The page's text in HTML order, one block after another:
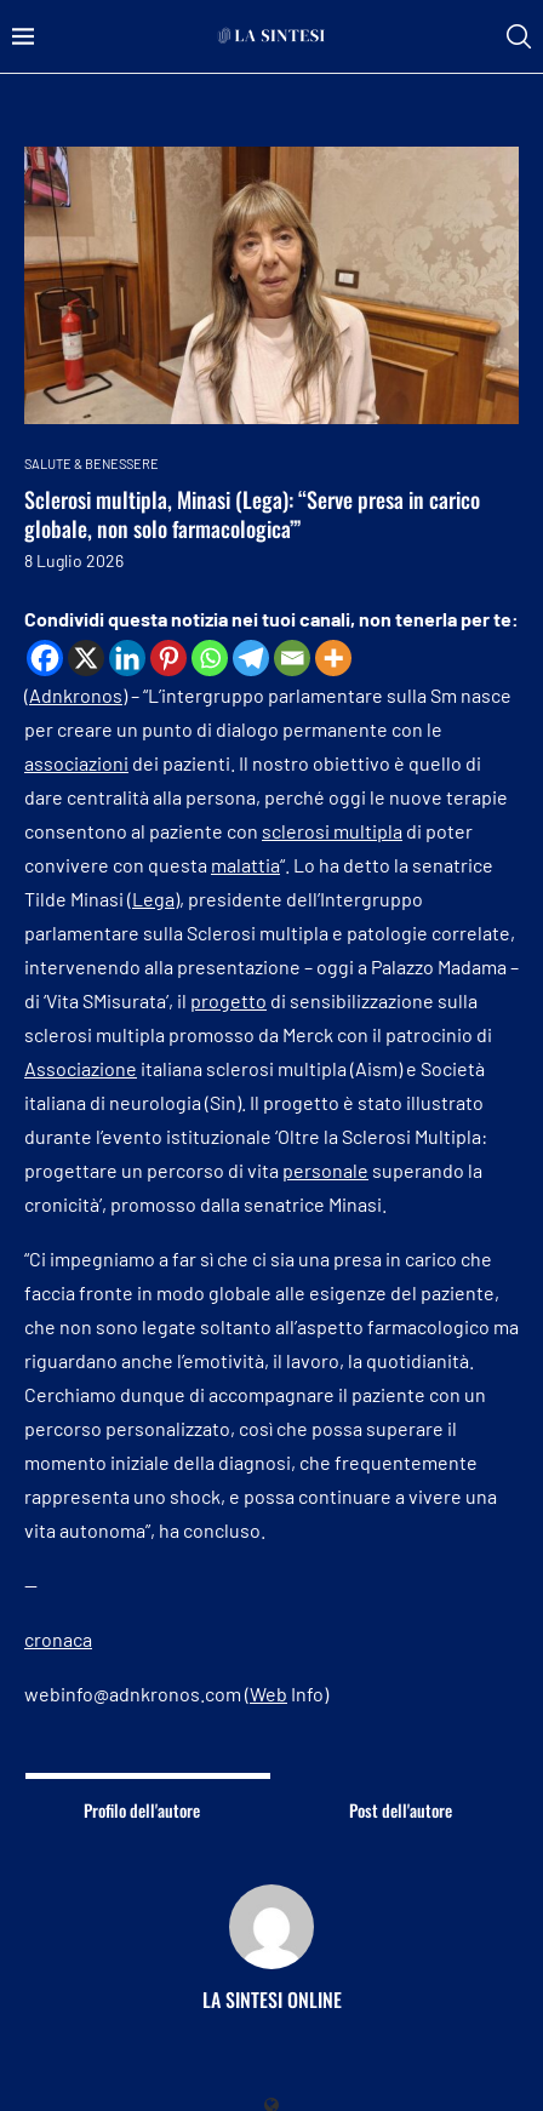
SALUTE & BENESSERE
Sclerosi multipla, Minasi (Lega): “Serve presa in carico
globale, non solo farmacologica’”
8 Luglio 2026
Condividi questa notizia nei tuoi canali, non tenerla per te:
(Adnkronos) – “L’intergruppo parlamentare sulla Sm nasce
per creare un punto di dialogo permanente con le
associazioni dei pazienti. Il nostro obiettivo è quello di
dare centralità alla persona, perché oggi le nuove terapie
consentono al paziente con sclerosi multipla di poter
convivere con questa malattia“. Lo ha detto la senatrice
Tilde Minasi (Lega), presidente dell’Intergruppo
parlamentare sulla Sclerosi multipla e patologie correlate,
intervenendo alla presentazione – oggi a Palazzo Madama –
di ‘Vita SMisurata’, il progetto di sensibilizzazione sulla
sclerosi multipla promosso da Merck con il patrocinio di
Associazione italiana sclerosi multipla (Aism) e Società
italiana di neurologia (Sin). Il progetto è stato illustrato
durante l’evento istituzionale ‘Oltre la Sclerosi Multipla:
progettare un percorso di vita personale superando la
cronicità’, promosso dalla senatrice Minasi.
“Ci impegniamo a far sì che ci sia una presa in carico che
faccia fronte in modo globale alle esigenze del paziente,
che non sono legate soltanto all’aspetto farmacologico ma
riguardano anche l’emotività, il lavoro, la quotidianità.
Cerchiamo dunque di accompagnare il paziente con un
percorso personalizzato, così che possa superare il
momento iniziale della diagnosi, che frequentemente
rappresenta uno shock, e possa continuare a vivere una
vita autonoma”, ha concluso.
—
cronaca
webinfo@adnkronos.com (Web Info)
Profilo dell'autore Post dell'autore
LA SINTESI ONLINE